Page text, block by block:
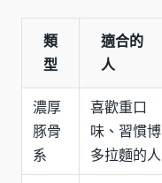
類
型
適合的
人
濃厚
豚骨
系
喜歡重口
味、習慣博
多拉麵的人